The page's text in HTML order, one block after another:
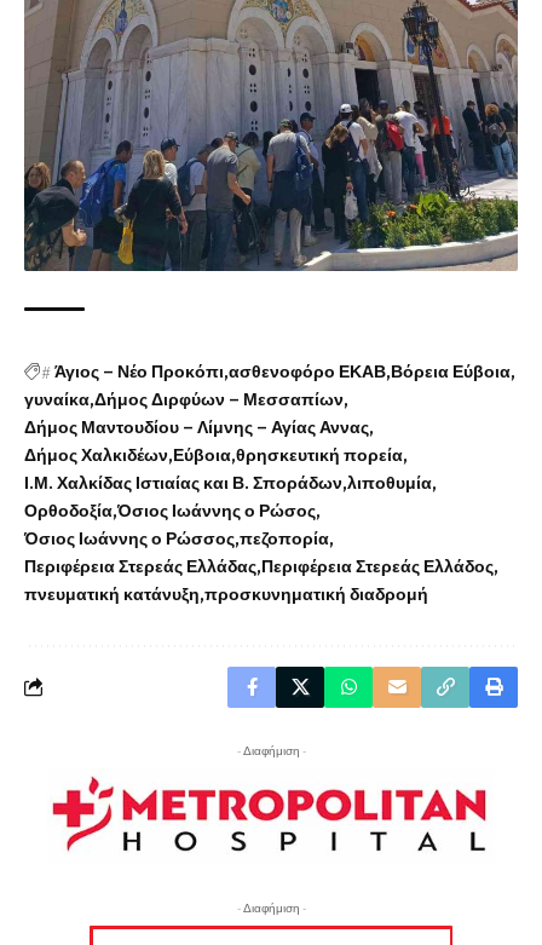
#Άγιος – Νέο Προκόπι ασθενοφόρο ΕΚΑΒ Βόρεια Εύβοια
γυναίκα Δήμος Διρφύων – Μεσσαπίων
Δήμος Μαντουδίου – Λίμνης – Αγίας Αννας
Δήμος Χαλκιδέων Εύβοια θρησκευτική πορεία
Ι.Μ. Χαλκίδας Ιστιαίας και Β. Σποράδων λιποθυμία
Ορθοδοξία Όσιος Ιωάννης ο Ρώσος
Όσιος Ιωάννης ο Ρώσσος πεζοπορία
Περιφέρεια Στερεάς Ελλάδας Περιφέρεια Στερεάς Ελλάδος
πνευματική κατάνυξη προσκυνηματική διαδρομή
- Διαφήμιση -
- Διαφήμιση -